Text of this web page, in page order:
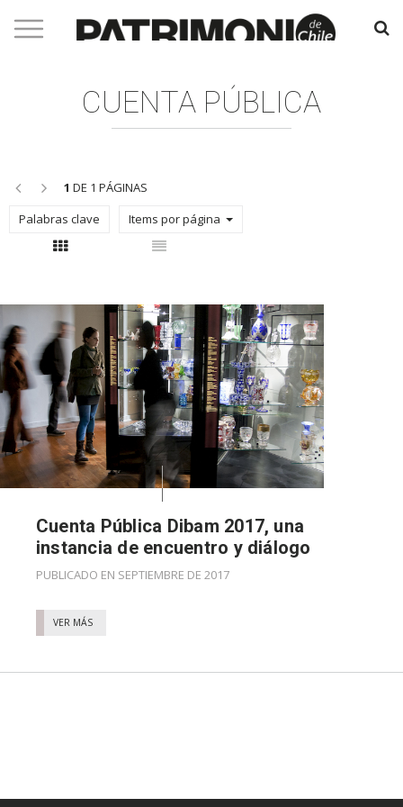
CUENTA PÚBLICA
<< >> 1 DE 1 PÁGINAS
Palabras clave
Items por página
Con thumbnail Sin thumbnail
Cuenta Pública Dibam 2017, una
instancia de encuentro y diálogo
PUBLICADO EN SEPTIEMBRE DE 2017
VER MÁS